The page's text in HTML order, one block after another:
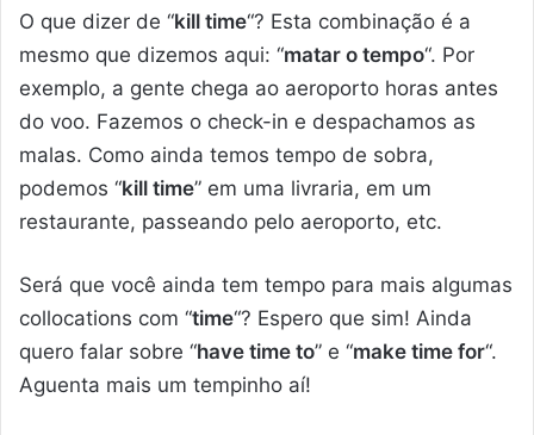
O que dizer de “kill time“? Esta combinação é a
mesmo que dizemos aqui: “matar o tempo“. Por
exemplo, a gente chega ao aeroporto horas antes
do voo. Fazemos o check-in e despachamos as
malas. Como ainda temos tempo de sobra,
podemos “kill time” em uma livraria, em um
restaurante, passeando pelo aeroporto, etc.
Será que você ainda tem tempo para mais algumas
collocations com “time“? Espero que sim! Ainda
quero falar sobre “have time to” e “make time for“.
Aguenta mais um tempinho aí!